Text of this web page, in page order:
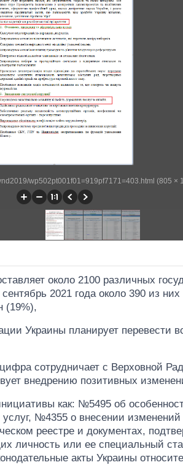
wp502pt001f01=919pf7171=403.html (805 ×
около 2100 различных
2021 года около 390 из
(19%),
Украины планирует перевести
сотрудничает с Верховной
внедрению позитивных
как: №5495 об
№4355 о внесении
реестре и документах,
личность или ее специальный
акты Украины